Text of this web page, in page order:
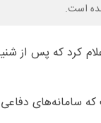
است.
کرد که پس از
سامانه‌های